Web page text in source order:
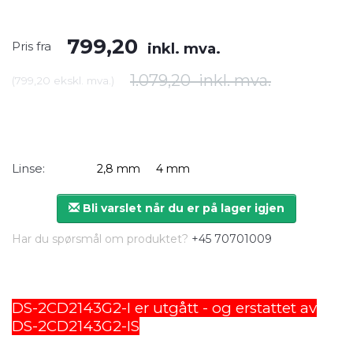
Pris fra 799,20 inkl. mva.
(799,20 ekskl. mva. ) 1.079,20inkl. mva.
Linse: 2,8 mm 4 mm
Bli varslet når du er på lager igjen
Har du spørsmål om produktet? +45 70701009
DS-2CD2143G2-I er utgått - og erstattet av
DS-2CD2143G2-IS